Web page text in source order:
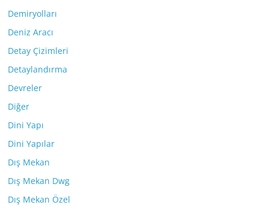
Demiryolları
Deniz Aracı
Detay Çizimleri
Detaylandırma
Devreler
Diğer
Dini Yapı
Dini Yapılar
Dış Mekan
Dış Mekan Dwg
Dış Mekan Özel